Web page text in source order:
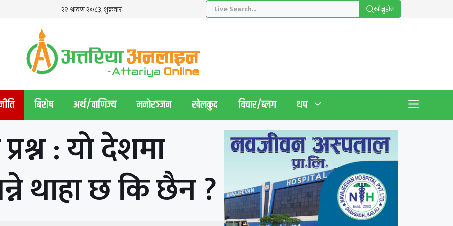
खाेज्नुहाेस
बिशेष अर्थ/वाणिज्य मनाेरञ्जन खेलकुद विचार/ब्लग थप
: यो देशमा
थाहा छ कि छैन ?